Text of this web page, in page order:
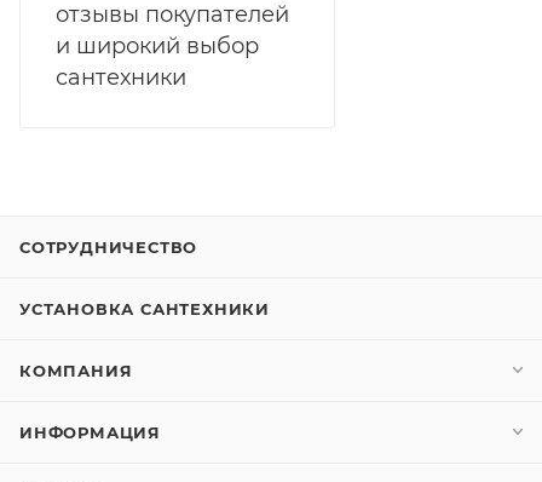
отзывы покупателей
и широкий выбор
сантехники
СОТРУДНИЧЕСТВО
УСТАНОВКА САНТЕХНИКИ
КОМПАНИЯ
ИНФОРМАЦИЯ